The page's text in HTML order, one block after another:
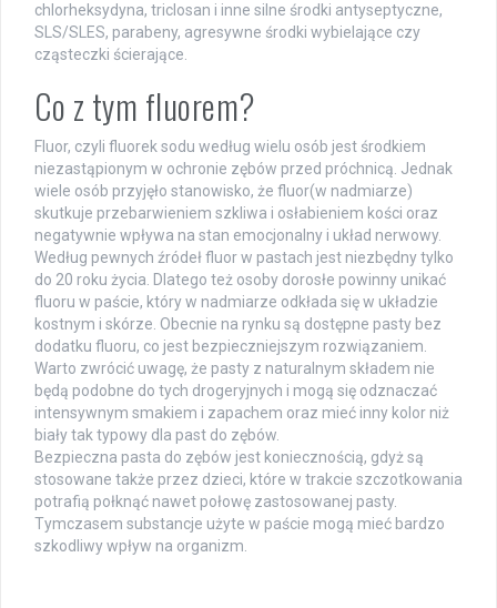
chlorheksydyna, triclosan i inne silne środki antyseptyczne,
SLS/SLES, parabeny, agresywne środki wybielające czy
cząsteczki ścierające.
Co z tym fluorem?
Fluor, czyli fluorek sodu według wielu osób jest środkiem
niezastąpionym w ochronie zębów przed próchnicą. Jednak
wiele osób przyjęło stanowisko, że fluor(w nadmiarze)
skutkuje przebarwieniem szkliwa i osłabieniem kości oraz
negatywnie wpływa na stan emocjonalny i układ nerwowy.
Według pewnych źródeł fluor w pastach jest niezbędny tylko
do 20 roku życia. Dlatego też osoby dorosłe powinny unikać
fluoru w paście, który w nadmiarze odkłada się w układzie
kostnym i skórze. Obecnie na rynku są dostępne pasty bez
dodatku fluoru, co jest bezpieczniejszym rozwiązaniem.
Warto zwrócić uwagę, że pasty z naturalnym składem nie
będą podobne do tych drogeryjnych i mogą się odznaczać
intensywnym smakiem i zapachem oraz mieć inny kolor niż
biały tak typowy dla past do zębów.
Bezpieczna pasta do zębów jest koniecznością, gdyż są
stosowane także przez dzieci, które w trakcie szczotkowania
potrafią połknąć nawet połowę zastosowanej pasty.
Tymczasem substancje użyte w paście mogą mieć bardzo
szkodliwy wpływ na organizm.